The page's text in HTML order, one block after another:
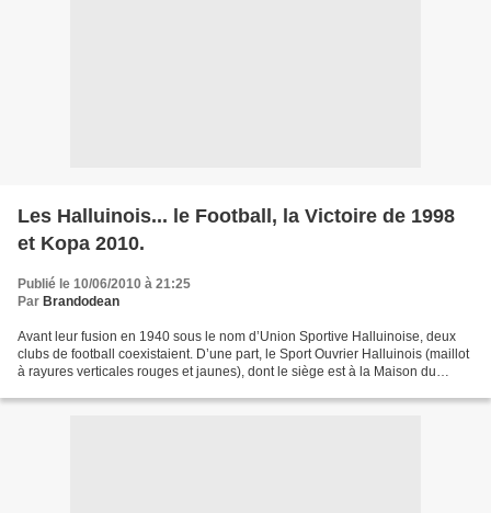
Les Halluinois... le Football, la Victoire de 1998
et Kopa 2010.
Publié le 10/06/2010 à 21:25
Par Brandodean
Avant leur fusion en 1940 sous le nom d’Union Sportive Halluinoise, deux
clubs de football coexistaient. D’une part, le Sport Ouvrier Halluinois (maillot
à rayures verticales rouges et jaunes), dont le siège est à la Maison du